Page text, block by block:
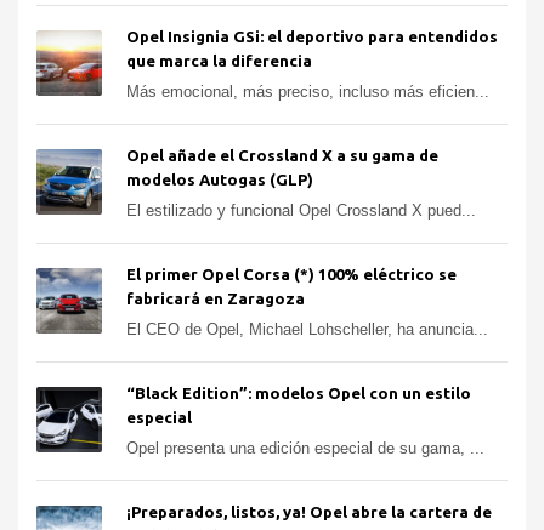
Opel Insignia GSi: el deportivo para entendidos
que marca la diferencia
Más emocional, más preciso, incluso más eficien...
Opel añade el Crossland X a su gama de
modelos Autogas (GLP)
El estilizado y funcional Opel Crossland X pued...
El primer Opel Corsa (*) 100% eléctrico se
fabricará en Zaragoza
El CEO de Opel, Michael Lohscheller, ha anuncia...
“Black Edition”: modelos Opel con un estilo
especial
Opel presenta una edición especial de su gama, ...
¡Preparados, listos, ya! Opel abre la cartera de